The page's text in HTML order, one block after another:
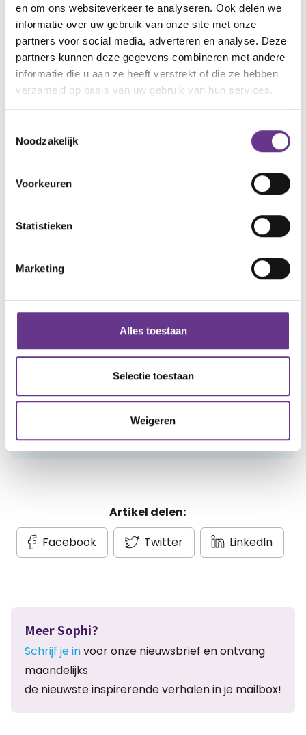
en om ons websiteverkeer te analyseren. Ook delen we
informatie over uw gebruik van onze site met onze
partners voor social media, adverteren en analyse. Deze
partners kunnen deze gegevens combineren met andere
informatie die u aan ze heeft verstrekt of die ze hebben
verzameld op basis van uw gebruik van hun services.
Noodzakelijk
Voorkeuren
Statistieken
Marketing
Alles toestaan
Selectie toestaan
Weigeren
dat nog, dan het bord voor zijn kop van de
zakenman…’. Het duurde niet lang voor Flo’s
verbaasde blik plaatsmaakte voor een brede lach.
Na het onderzoek sloot hij de koptelefoon weer aan
en zette hem voorzichtig terug op Flo’s hoofd.
aan de redactie, geef likes en praat mee over de
geschreven blogs en artikelen.
Gratis account aanmaken
Artikel delen:
Facebook
Twitter LinkedIn
Meer Sophi?
Schrijf je invoor onze nieuwsbrief en ontvang
maandelijks
de nieuwste inspirerende verhalen in je mailbox!